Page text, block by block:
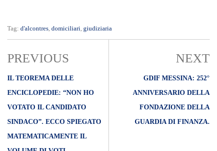
Tag: d'alcontres, domiciliari, giudiziaria
PREVIOUS
IL TEOREMA DELLE
ENCICLOPEDIE: “NON HO
VOTATO IL CANDIDATO
SINDACO”. ECCO SPIEGATO
MATEMATICAMENTE IL
NEXT
GDIF MESSINA: 252°
ANNIVERSARIO DELLA
FONDAZIONE DELLA
GUARDIA DI FINANZA.